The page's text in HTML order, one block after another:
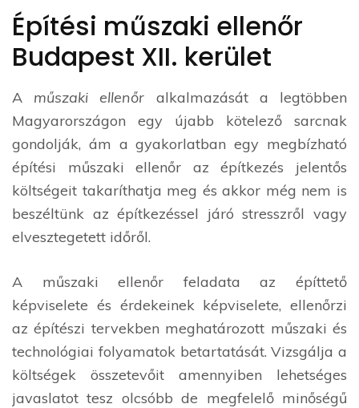
Építési műszaki ellenőr
Budapest XII. kerület
A műszaki ellenőr alkalmazását a legtöbben
Magyarországon egy újabb kötelező sarcnak
gondolják, ám a gyakorlatban egy megbízható
építési műszaki ellenőr az építkezés jelentős
költségeit takaríthatja meg és akkor még nem is
beszéltünk az építkezéssel járó stresszről vagy
elvesztegetett időről.
A műszaki ellenőr feladata az építtető
képviselete és érdekeinek képviselete, ellenőrzi
az építészi tervekben meghatározott műszaki és
technológiai folyamatok betartatását. Vizsgálja a
költségek összetevőit amennyiben lehetséges
javaslatot tesz olcsóbb de megfelelő minőségű